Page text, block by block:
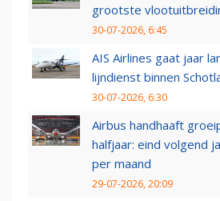
grootste
30-07-2026, 6:45
AIS Airlines gaat jaar
lijndienst binnen
30-07-2026, 6:30
Airbus handhaaft
halfjaar: eind volgend
per maand
29-07-2026, 20:09